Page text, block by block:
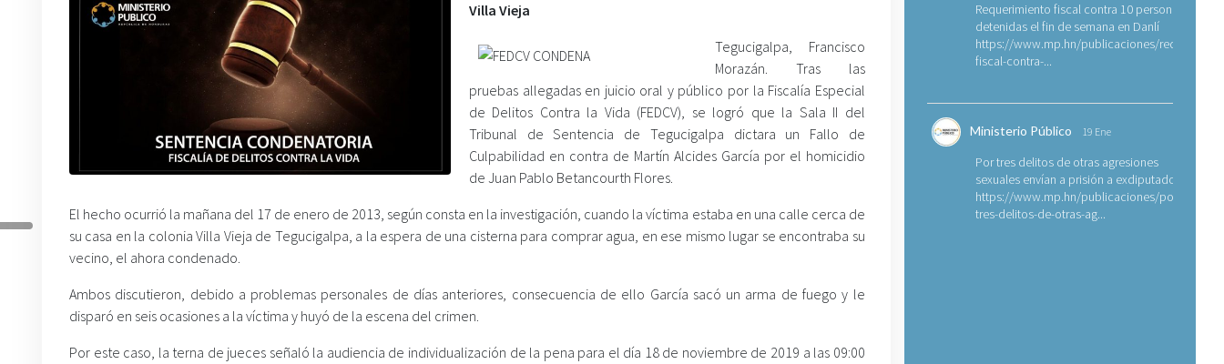
Villa Vieja
Tegucigalpa, Francisco
Morazán. Tras las
pruebas allegadas en juicio oral y público por la Fiscalía Especial
de Delitos Contra la Vida (FEDCV), se logró que la Sala II del
Tribunal de Sentencia de Tegucigalpa dictara un Fallo de
Culpabilidad en contra de Martín Alcides García por el homicidio
de Juan Pablo Betancourth Flores.
El hecho ocurrió la mañana del 17 de enero de 2013, según consta en la investigación, cuando la víctima estaba en una calle cerca de
su casa en la colonia Villa Vieja de Tegucigalpa, a la espera de una cisterna para comprar agua, en ese mismo lugar se encontraba su
vecino, el ahora condenado.
Ambos discutieron, debido a problemas personales de días anteriores, consecuencia de ello García sacó un arma de fuego y le
disparó en seis ocasiones a la víctima y huyó de la escena del crimen.
Por este caso, la terna de jueces señaló la audiencia de individualización de la pena para el día 18 de noviembre de 2019 a las 09:00
Requerimiento fiscal contra 10 personas
detenidas el fin de semana en Danlí
https://www.mp.hn/publicaciones/
fiscal-contra-...
Ministerio Público 19 Ene
Por tres delitos de otras agresiones
sexuales envían a prisión a exdiputado
https://www.mp.hn/publicaciones/por-
tres-delitos-de-otras-ag...